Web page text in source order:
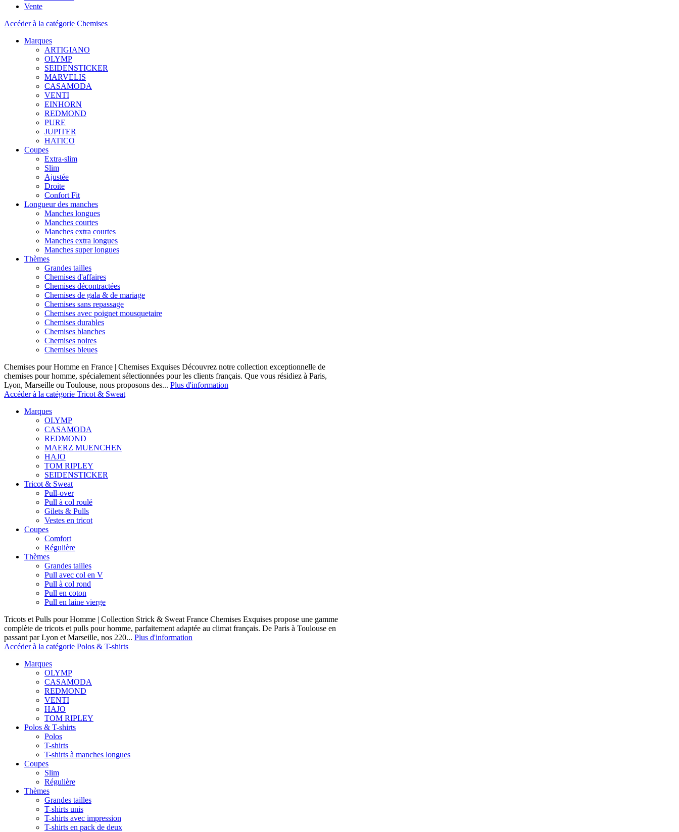
Vente
Accéder à la catégorie Chemises
Marques
ARTIGIANO
OLYMP
SEIDENSTICKER
MARVELIS
CASAMODA
VENTI
EINHORN
REDMOND
PURE
JUPITER
HATICO
Coupes
Extra-slim
Slim
Ajustée
Droite
Confort Fit
Longueur des manches
Manches longues
Manches courtes
Manches extra courtes
Manches extra longues
Manches super longues
Thèmes
Grandes tailles
Chemises d'affaires
Chemises décontractées
Chemises de gala & de mariage
Chemises sans repassage
Chemises avec poignet mousquetaire
Chemises durables
Chemises blanches
Chemises noires
Chemises bleues
Chemises pour Homme en France | Chemises Exquises Découvrez notre collection exceptionnelle de
chemises pour homme, spécialement sélectionnées pour les clients français. Que vous résidiez à Paris,
Lyon, Marseille ou Toulouse, nous proposons des... Plus d'information
Accéder à la catégorie Tricot & Sweat
Marques
OLYMP
CASAMODA
REDMOND
MAERZ MUENCHEN
HAJO
TOM RIPLEY
SEIDENSTICKER
Tricot & Sweat
Pull-over
Pull à col roulé
Gilets & Pulls
Vestes en tricot
Coupes
Comfort
Régulière
Thèmes
Grandes tailles
Pull avec col en V
Pull à col rond
Pull en coton
Pull en laine vierge
Tricots et Pulls pour Homme | Collection Strick & Sweat France Chemises Exquises propose une gamme
complète de tricots et pulls pour homme, parfaitement adaptée au climat français. De Paris à Toulouse en
passant par Lyon et Marseille, nos 220... Plus d'information
Accéder à la catégorie Polos & T-shirts
Marques
OLYMP
CASAMODA
REDMOND
VENTI
HAJO
TOM RIPLEY
Polos & T-shirts
Polos
T-shirts
T-shirts à manches longues
Coupes
Slim
Régulière
Thèmes
Grandes tailles
T-shirts unis
T-shirts avec impression
T-shirts en pack de deux